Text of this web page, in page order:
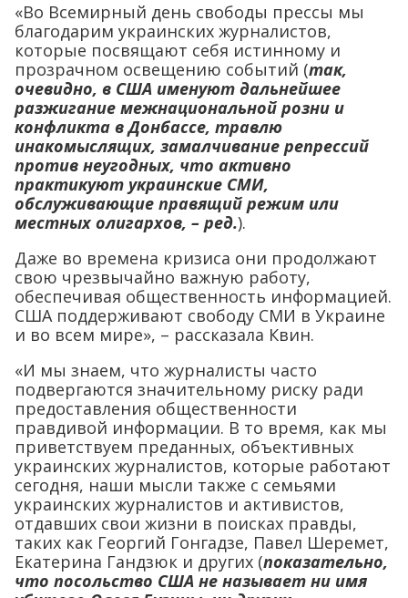
«Во Всемирный день свободы прессы мы
благодарим украинских журналистов,
которые посвящают себя истинному и
прозрачном освещению событий (так,
очевидно, в США именуют дальнейшее
разжигание межнациональной розни и
конфликта в Донбассе, травлю
инакомыслящих, замалчивание репрессий
против неугодных, что активно
практикуют украинские СМИ,
обслуживающие правящий режим или
местных олигархов, – ред.).
Даже во времена кризиса они продолжают
свою чрезвычайно важную работу,
обеспечивая общественность информацией.
США поддерживают свободу СМИ в Украине
и во всем мире», – рассказала Квин.
«И мы знаем, что журналисты часто
подвергаются значительному риску ради
предоставления общественности
правдивой информации. В то время, как мы
приветствуем преданных, объективных
украинских журналистов, которые работают
сегодня, наши мысли также с семьями
украинских журналистов и активистов,
отдавших свои жизни в поисках правды,
таких как Георгий Гонгадзе, Павел Шеремет,
Екатерина Гандзюк и других (показательно,
что посольство США не называет ни имя